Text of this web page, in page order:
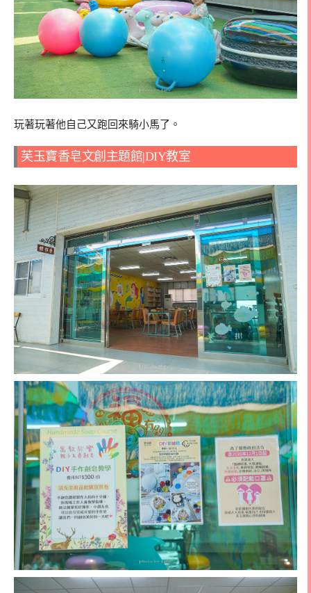
玩著玩著他自己又跑回來騎小馬了。
芙玉寶香皂文創主題館|DIY教室